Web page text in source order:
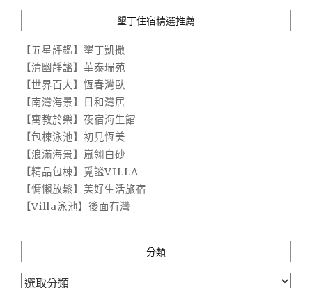
墾丁住宿精選推薦
【五星評鑑】墾丁凱撒
【清幽靜謐】華泰瑞苑
【世界百大】恆春灣臥
【南灣海景】日和灣居
【寓教於樂】夜宿海生館
【包棟泳池】初見恆美
【浪滿海景】嵐翎白砂
【精品包棟】覓謐VILLA
【慵懶放鬆】美好生活旅宿
【Villa泳池】後面有灣
分類
分